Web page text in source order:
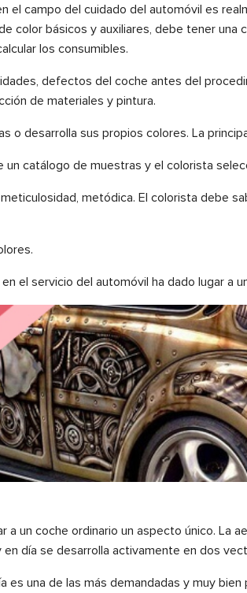
el campo del cuidado del automóvil es
básicos y auxiliares, debe tener una
los consumibles.
defectos del coche antes del
de materiales y pintura.
o desarrolla sus propios colores. La
catálogo de muestras y el colorista
metódica. El colorista debe
el servicio del automóvil ha dado lugar a
un coche ordinario un aspecto único. La
día se desarrolla activamente en dos
una de las más demandadas y muy